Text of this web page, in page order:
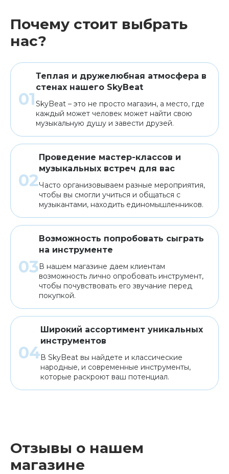
Почему стоит выбрать
нас?
Теплая и дружелюбная атмосфера в
стенах нашего SkyBeat
SkyBeat – это не просто магазин, а место, где
каждый может человек может найти свою
музыкальную душу и завести друзей.
Проведение мастер-классов и
музыкальных встреч для вас
Часто организовываем разные мероприятия,
чтобы вы смогли учиться и общаться с
музыкантами, находить единомышленников.
Возможность попробовать сыграть
на инструменте
В нашем магазине даем клиентам
возможность лично опробовать инструмент,
чтобы почувствовать его звучание перед
покупкой.
Широкий ассортимент уникальных
инструментов
В SkyBeat вы найдете и классические
народные, и современные инструменты,
которые раскроют ваш потенциал.
Отзывы о нашем
магазине